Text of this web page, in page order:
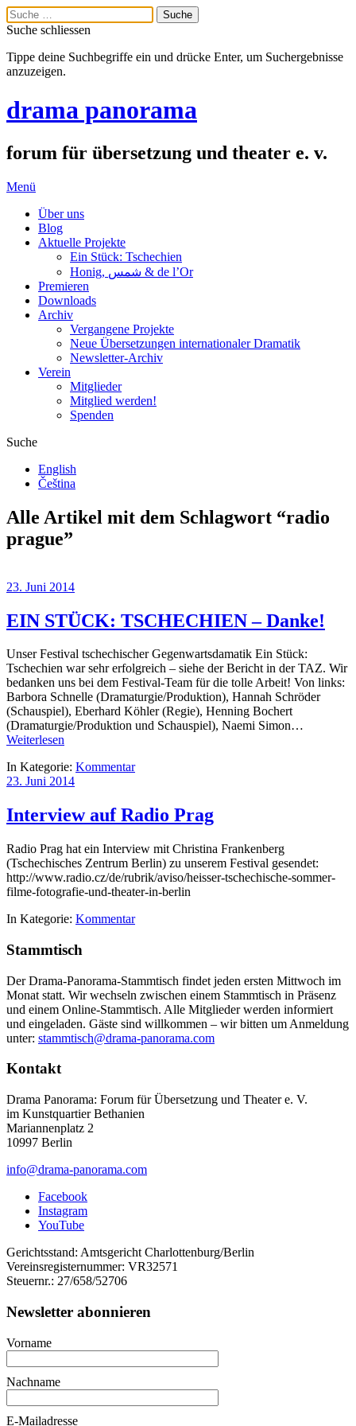
Suche schliessen
Tippe deine Suchbegriffe ein und drücke Enter, um Suchergebnisse
anzuzeigen.
drama panorama
forum für übersetzung und theater e. v.
Menü
Über uns
Blog
Aktuelle Projekte
Ein Stück: Tschechien
Honig, شمس & de l’Or
Premieren
Downloads
Archiv
Vergangene Projekte
Neue Übersetzungen internationaler Dramatik
Newsletter-Archiv
Verein
Mitglieder
Mitglied werden!
Spenden
Suche
English
Čeština
Alle Artikel mit dem Schlagwort “radio
prague”
23. Juni 2014
EIN STÜCK: TSCHECHIEN – Danke!
Unser Festival tschechischer Gegenwartsdamatik Ein Stück:
Tschechien war sehr erfolgreich – siehe der Bericht in der TAZ. Wir
bedanken uns bei dem Festival-Team für die tolle Arbeit! Von links:
Barbora Schnelle (Dramaturgie/Produktion), Hannah Schröder
(Schauspiel), Eberhard Köhler (Regie), Henning Bochert
(Dramaturgie/Produktion und Schauspiel), Naemi Simon…
Weiterlesen
In Kategorie: Kommentar
23. Juni 2014
Interview auf Radio Prag
Radio Prag hat ein Interview mit Christina Frankenberg
(Tschechisches Zentrum Berlin) zu unserem Festival gesendet:
http://www.radio.cz/de/rubrik/aviso/heisser-tschechische-sommer-
filme-fotografie-und-theater-in-berlin
In Kategorie: Kommentar
Stammtisch
Der Drama-Panorama-Stammtisch findet jeden ersten Mittwoch im
Monat statt. Wir wechseln zwischen einem Stammtisch in Präsenz
und einem Online-Stammtisch. Alle Mitglieder werden informiert
und eingeladen. Gäste sind willkommen – wir bitten um Anmeldung
unter: stammtisch@drama-panorama.com
Kontakt
Drama Panorama: Forum für Übersetzung und Theater e. V.
im Kunstquartier Bethanien
Mariannenplatz 2
10997 Berlin
info@drama-panorama.com
Facebook
Instagram
YouTube
Gerichtsstand: Amtsgericht Charlottenburg/Berlin
Vereinsregisternummer: VR32571
Steuernr.: 27/658/52706
Newsletter abonnieren
Vorname
Nachname
E-Mailadresse